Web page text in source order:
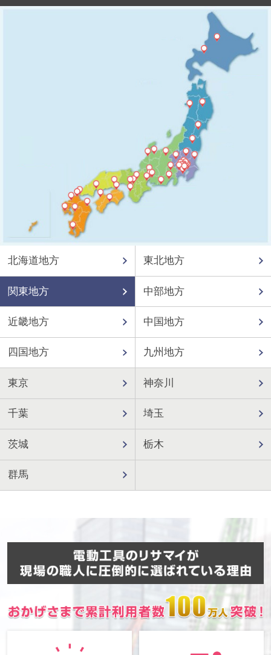
北海道地方 東北地方
関東地方 中部地方
近畿地方 中国地方
四国地方 九州地方
東京 神奈川
千葉 埼玉
茨城 栃木
群馬